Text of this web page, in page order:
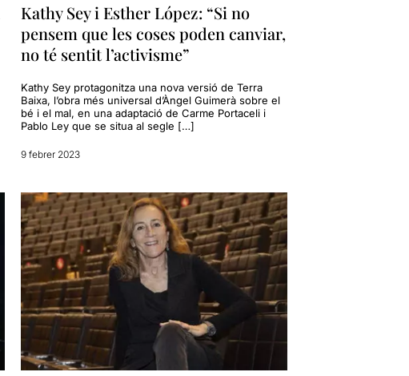
Kathy Sey i Esther López: “Si no
pensem que les coses poden canviar,
no té sentit l’activisme”
Kathy Sey protagonitza una nova versió de Terra
Baixa, l’obra més universal d’Àngel Guimerà sobre el
bé i el mal, en una adaptació de Carme Portaceli i
Pablo Ley que se situa al segle […]
9 febrer 2023